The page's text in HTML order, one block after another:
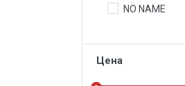
NO NAME
Цена